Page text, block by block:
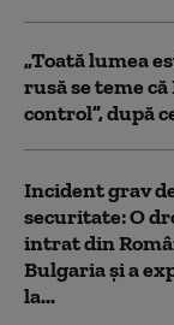
„Toată lumea
rusă se teme că
control”, după
Incident grav
securitate: O
intrat din
Bulgaria şi a
la...